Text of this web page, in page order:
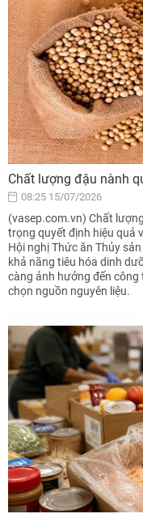
Chất lượng đậu nành
08:25 15/07/2026
(vasep.com.vn) Chất
trọng quyết định hiệu quả
Hội nghị Thức ăn Thủy
khả năng tiêu hóa dinh
càng ảnh hưởng đến
chọn nguồn nguyên liệu.